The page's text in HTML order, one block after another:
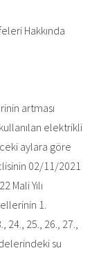
Hakkında
artması
elektrikli
aylara göre
02/11/2021
Mali Yılı
1.
24., 25., 26., 27.,
su